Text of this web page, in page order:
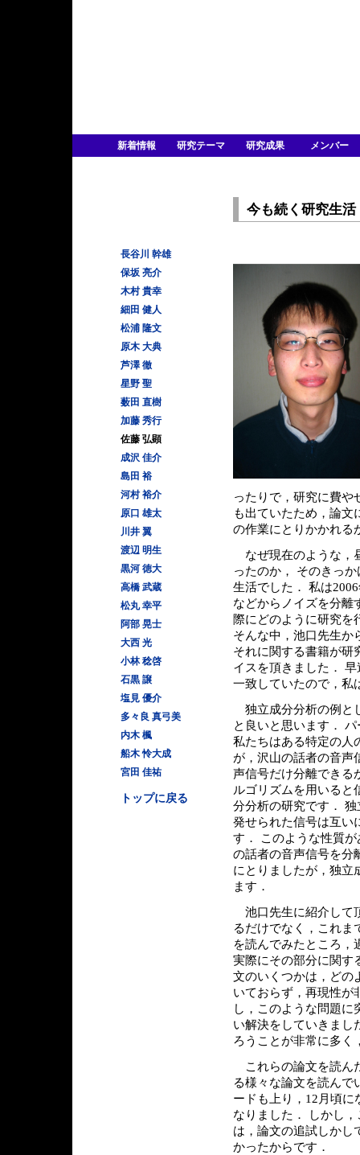
新着情報 研究テーマ 研究成果 メンバー
今も続く研究生
ったりで，研究に費や
も出ていたため，論文
の作業にとりかかれる
なぜ現在のような，
ったのか， そのきっ
生活でした． 私は
などからノイズを分離
際にどのように研究を
そんな中，池口先生か
それに関する書籍が研
イスを頂きました．
一致していたので，私
独立成分分析の例と
と良いと思います．
私たちはある特定の人
が，沢山の話者の音声
声信号だけ分離できる
ルゴリズムを用いると
分分析の研究です．
発せられた信号は互い
す． このような性質
の話者の音声信号を分
にとりましたが，独立
ます．
池口先生に紹介して
るだけでなく，これま
を読んでみたところ，
実際にその部分に関す
文のいくつかは，どの
いておらず，再現性が
し，このような問題
い解決をしていきまし
ろうことが非常に多く
これらの論文を読ん
る様々な論文を読んで
ードも上り，12月頃
なりました． しかし
は，論文の追試しかし
かったからです．
長谷川 幹雄
保坂 亮介
木村 貴幸
細田 健人
松浦 隆文
原木 大典
芦澤 徹
星野 聖
薮田 直樹
加藤 秀行
佐藤 弘顕
成沢 佳介
島田 裕
河村 裕介
原口 雄太
川井 翼
渡辺 明生
黒河 徳大
高橋 武蔵
松丸 幸平
阿部 晃士
大西 光
小林 稔啓
石黒 譲
塩見 優介
多々良 真弓美
内木 楓
船木 怜大成
宮田 佳祐
トップに戻る